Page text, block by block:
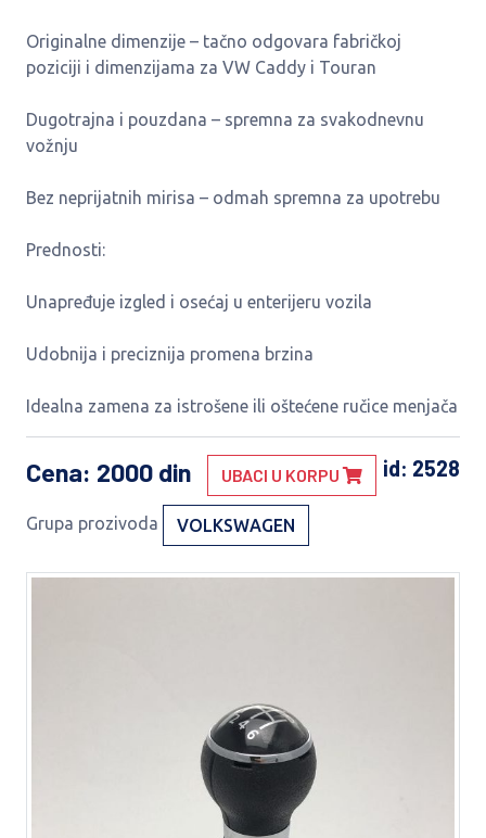
Originalne dimenzije – tačno odgovara fabričkoj
poziciji i dimenzijama za VW Caddy i Touran
Dugotrajna i pouzdana – spremna za svakodnevnu
vožnju
Bez neprijatnih mirisa – odmah spremna za upotrebu
Prednosti:
Unapređuje izgled i osećaj u enterijeru vozila
Udobnija i preciznija promena brzina
Idealna zamena za istrošene ili oštećene ručice menjača
Cena: 2000 din id: 2528
UBACI U KORPU
Grupa prozivoda VOLKSWAGEN